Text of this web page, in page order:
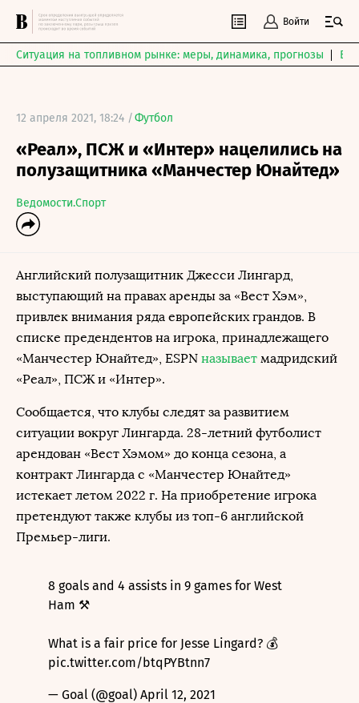
Войти
Ситуация на топливном рынке: меры, динамика, прогнозы
12 апреля 2021, 18:24 /Футбол
«Реал», ПСЖ и «Интер» нацелились на
полузащитника «Манчестер Юнайтед»
Ведомости.Спорт
Английский полузащитник Джесси Лингард,
выступающий на правах аренды за «Вест Хэм»,
привлек внимания ряда европейских грандов. В
списке предендентов на игрока, принадлежащего
«Манчестер Юнайтед», ESPN называет мадридский
«Реал», ПСЖ и «Интер».
Сообщается, что клубы следят за развитием
ситуации вокруг Лингарда. 28-летний футболист
арендован «Вест Хэмом» до конца сезона, а
контракт Лингарда с «Манчестер Юнайтед»
истекает летом 2022 г. На приобретение игрока
претендуют также клубы из топ-6 английской
Премьер-лиги.
8 goals and 4 assists in 9 games for West
Ham ⚒
What is a fair price for Jesse Lingard? 💰
pic.twitter.com/btqPYBtnn7
— Goal (@goal) April 12, 2021